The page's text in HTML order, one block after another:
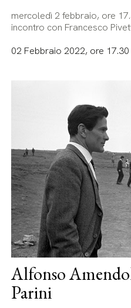
mercoledì 2 febbraio, ore
incontro con Francesco
02 Febbraio 2022, ore 17.30
Alfonso
Parini